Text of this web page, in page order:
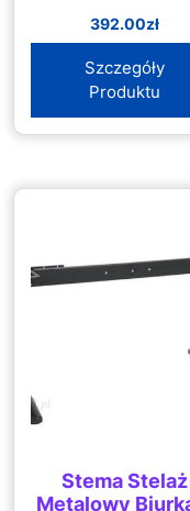
392.00zł
Szczegóły
Produktu
Stema Stelaż
Metalowy